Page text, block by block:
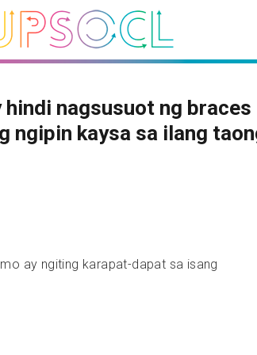
nagsusuot ng braces
ngipin kaysa sa ilang
ay ngiting karapat-dapat sa isang